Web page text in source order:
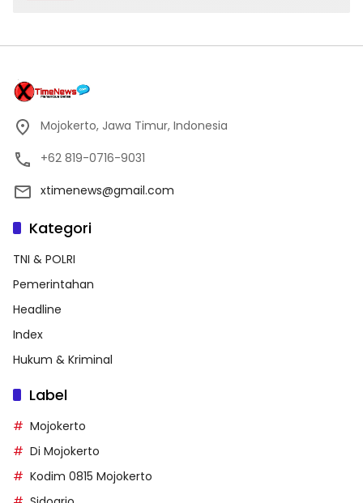
Mojokerto, Jawa Timur, Indonesia
+62 819-0716-9031
xtimenews@gmail.com
Kategori
TNI & POLRI
Pemerintahan
Headline
Index
Hukum & Kriminal
Label
Mojokerto
Di Mojokerto
Kodim 0815 Mojokerto